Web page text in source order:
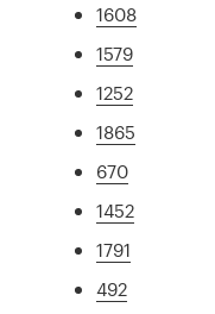
1608
1579
1252
1865
670
1452
1791
492